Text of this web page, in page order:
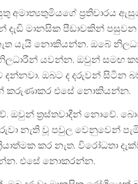
අමාත්‍යතුමියගේ ප්‍රතිචාරය
දැඩි මානසික පීඩාවකින්
යැයි නොකියන්න. ඔබේ
යවන්න. ඔවුන් සමඟ
දන්නවා. ඔබට ද දරුවන් සිටින
කරුණාකර එසේ නොකියන්න.
ත්‍රස්තවාදීන් නොවේ.
නැති වූ පවුල වෙනුවෙන්
කර නැත. විරෝධතා
එසේ නොකරන්න.